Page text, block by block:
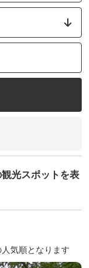
光スポットを表
気順となります